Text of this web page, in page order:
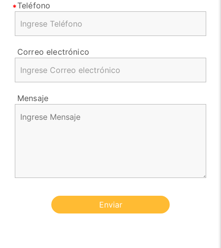
Teléfono
Correo electrónico
Mensaje
Enviar